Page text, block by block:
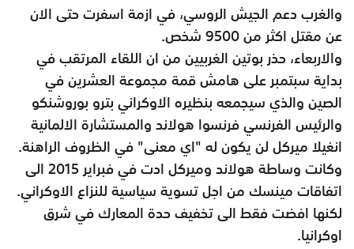
والغرب دعم الجيش الروسي، في ازمة اسفرت حتى الان
عن مقتل اكثر من 9500 شخص.
والاربعاء، حذر بوتين الغربيين من ان اللقاء المرتقب في
بداية سبتمبر على هامش قمة مجموعة العشرين في
الصين والذي سيجمعه بنظيره الاوكراني بترو بوروشنكو
والرئيس الفرنسي فرنسوا هولاند والمستشارة الالمانية
انغيلا ميركل لن يكون له "اي معنى" في الظروف الراهنة.
وكانت وساطة هولاند وميركل ادت في فبراير 2015 الى
اتفاقات مينسك من اجل تسوية سياسية للنزاع الاوكراني.
لكنها افضت فقط الى تخفيف حدة المعارك في شرق
اوكرانيا.